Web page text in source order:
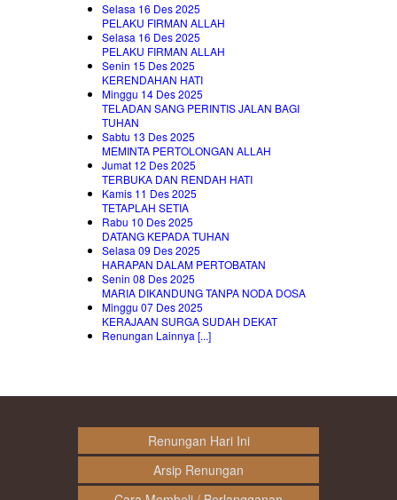
Selasa 16 Des 2025
PELAKU FIRMAN ALLAH
Selasa 16 Des 2025
PELAKU FIRMAN ALLAH
Senin 15 Des 2025
KERENDAHAN HATI
Minggu 14 Des 2025
TELADAN SANG PERINTIS JALAN BAGI
TUHAN
Sabtu 13 Des 2025
MEMINTA PERTOLONGAN ALLAH
Jumat 12 Des 2025
TERBUKA DAN RENDAH HATI
Kamis 11 Des 2025
TETAPLAH SETIA
Rabu 10 Des 2025
DATANG KEPADA TUHAN
Selasa 09 Des 2025
HARAPAN DALAM PERTOBATAN
Senin 08 Des 2025
MARIA DIKANDUNG TANPA NODA DOSA
Minggu 07 Des 2025
KERAJAAN SURGA SUDAH DEKAT
Renungan Lainnya [...]
Renungan Hari Ini
Arsip Renungan